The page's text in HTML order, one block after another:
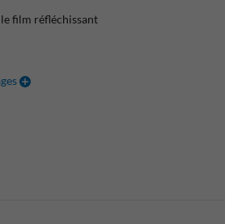
film réfléchissant